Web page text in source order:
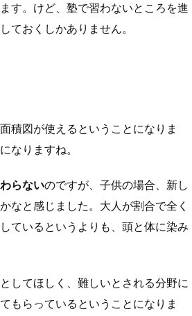
す。けど、塾で習わないところを進
ておくしかありません。
積図が使えるということになりま
になりますね。
らないのですが、子供の場合、新し
なと感じました。大人が割合で全く
ているというよりも、頭と体に染み
してほしく、難しいとされる分野に
もらっているということになりま